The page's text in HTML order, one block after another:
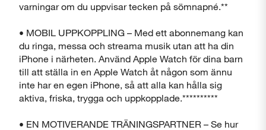
varningar om du uppvisar tecken på sömnapné.**
• MOBIL UPPKOPPLING – Med ett abonnemang kan
du ringa, messa och streama musik utan att ha din
iPhone i närheten. Använd Apple Watch för dina barn
till att ställa in en Apple Watch åt någon som ännu
inte har en egen iPhone, så att alla kan hålla sig
aktiva, friska, trygga och uppkopplade.**********
• EN MOTIVERANDE TRÄNINGSPARTNER – Se hur